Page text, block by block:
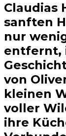
Claudias
sanften
nur
entfernt,
von
kleinen
voller
ihre